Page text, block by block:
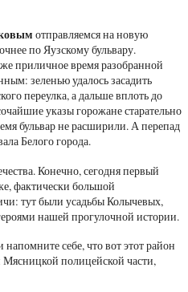
отправляемся на новую
по Яузскому бульвару.
приличное время разобранной
зеленью удалось засадить
переулка, а дальше вплоть до
указы горожане старательно
бульвар не расширили. А перепад
Белого города.
Конечно, сегодня первый
фактически большой
тут были усадьбы Колычевых,
нашей прогулочной истории.
себе, что вот этот район
полицейской части,